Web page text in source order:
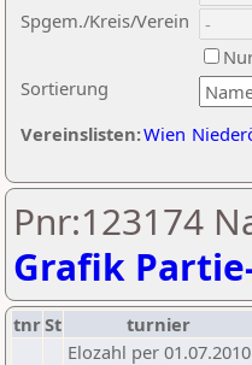
Sortierung
Spgem./Kreis/Verein
Vereinslisten:Wien
Pnr:123174
Grafik
tnrSt turnier
Elozahl per 01.07.2010